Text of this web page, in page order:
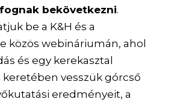
bekövetkezni.
be a K&H és a
közös webináriumán, ahol
és egy kerekasztal
vesszük górcső
eredményeit, a